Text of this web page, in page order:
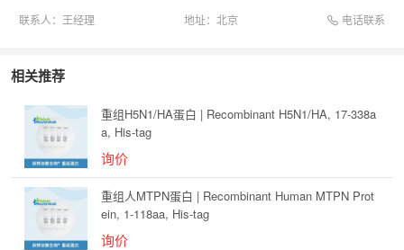
联系人： 王经理 地址： 北京 电话联系
相关推荐
重组H5N1/HA蛋白 | Recombinant H5N1/HA, 17-338a
a, His-tag
询价
重组人MTPN蛋白 | Recombinant Human MTPN Prot
ein, 1-118aa, His-tag
询价